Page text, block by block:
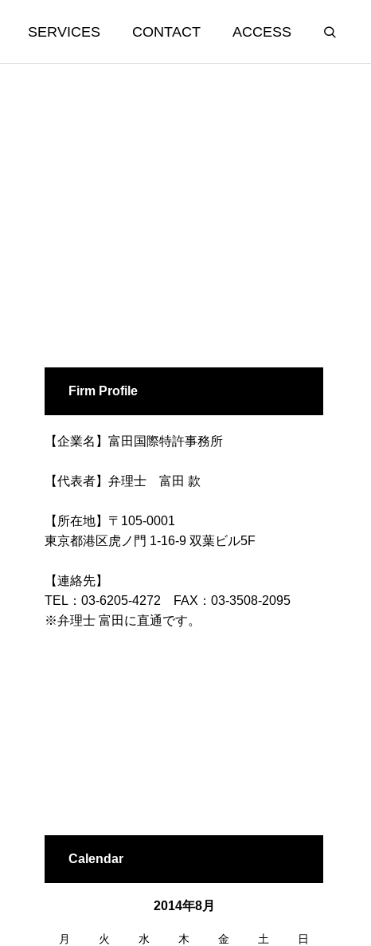
SERVICES CONTACT ACCESS
Firm Profile
【企業名】富田国際特許事務所
【代表者】弁理士 富田 款
【所在地】〒105-0001
東京都港区虎ノ門 1-16-9 双葉ビル5F
【連絡先】
TEL：03-6205-4272 FAX：03-3508-2095
※弁理士 富田に直通です。
Calendar
2014年8月
月 火 水 木 金 土 日